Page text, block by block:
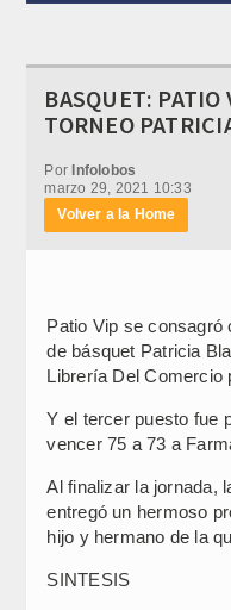
BASQUET: PATIO
TORNEO
PorInfolobos
marzo 29, 2021 10:33
Volver a la Home
Patio Vip se consagró
de básquet Patricia
Librería Del Comercio
Y el tercer puesto fue
vencer 75 a 73 a
Al finalizar la jornada,
entregó un hermoso
hijo y hermano de la
SINTESIS